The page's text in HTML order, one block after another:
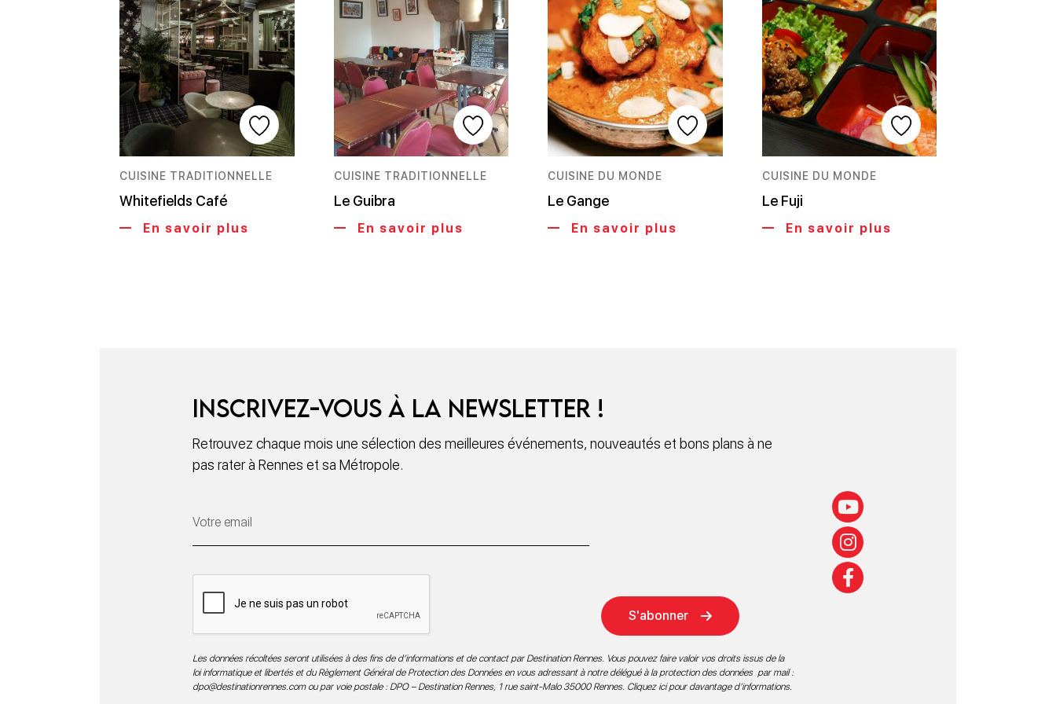
CUISINE TRADITIONNELLE
Whitefields Café
En savoir plus
CUISINE TRADITIONNELLE
Le Guibra
En savoir plus
CUISINE DU MONDE
Le Gange
En savoir plus
CUISINE DU MONDE
Le Fuji
En savoir plus
Inscrivez-vous à la newsletter !
Retrouvez chaque mois une sélection des meilleures événements, nouveautés et bons plans à ne
pas rater à Rennes et sa Métropole.
S'abonner
Les données récoltées seront utilisées à des fins de d’informations et de contact par Destination Rennes. Vous pouvez faire valoir vos droits issus de la
loi informatique et libertés et du Règlement Général de Protection des Données en vous adressant à notre délégué à la protection des données par mail :
dpo@destinationrennes.comou par voie postale : DPO – Destination Rennes, 1 rue saint-Malo 35000 Rennes. Cliquez ici pour davantage d’informations.